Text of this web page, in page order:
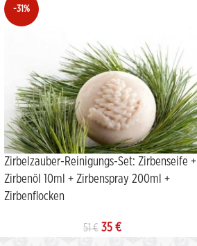
-31%
Zirbelzauber-Reinigungs-Set: Zirbenseife +
Zirbenöl 10ml + Zirbenspray 200ml +
Zirbenflocken
51€ 35 €